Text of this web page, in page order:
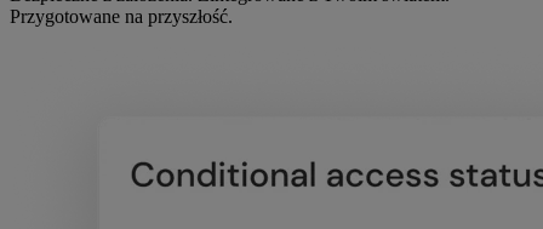
Przygotowane na przyszłość.